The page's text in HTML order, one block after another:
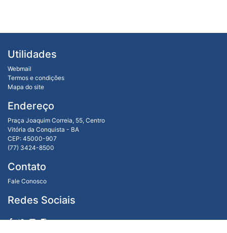
Utilidades
Webmail
Termos e condições
Mapa do site
Endereço
Praça Joaquim Correia, 55, Centro
Vitória da Conquista - BA
CEP: 45000-907
(77) 3424-8500
Contato
Fale Conosco
Redes Sociais